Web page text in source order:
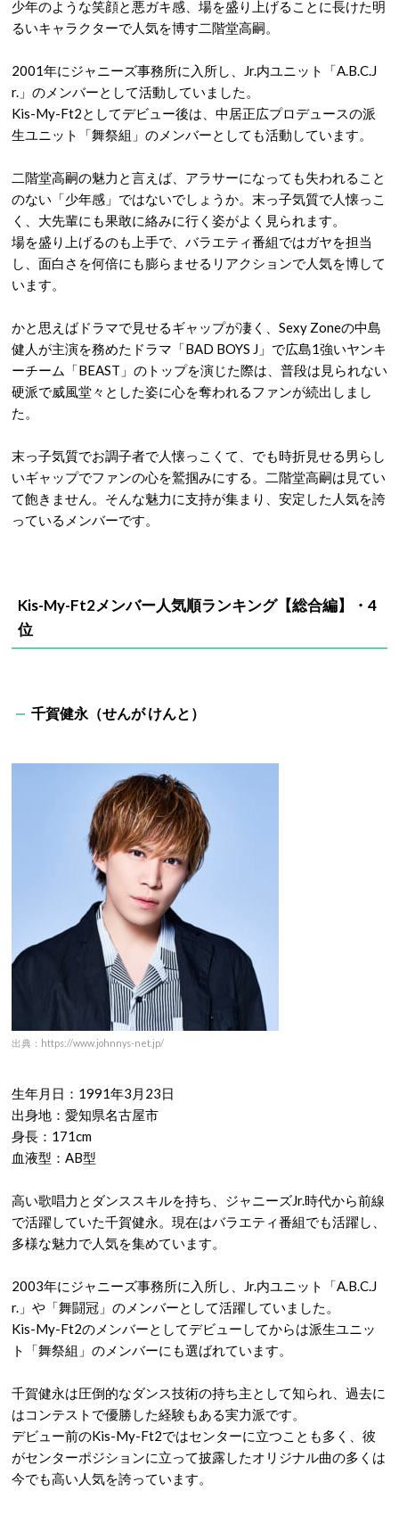
少年のような笑顔と悪ガキ感、場を盛り上げることに長けた明
るいキャラクターで人気を博す二階堂高嗣。
2001年にジャニーズ事務所に入所し、Jr.内ユニット「A.B.C.J
r.」のメンバーとして活動していました。
Kis-My-Ft2としてデビュー後は、中居正広プロデュースの派
生ユニット「舞祭組」のメンバーとしても活動しています。
二階堂高嗣の魅力と言えば、アラサーになっても失われること
のない「少年感」ではないでしょうか。末っ子気質で人懐っこ
く、大先輩にも果敢に絡みに行く姿がよく見られます。
場を盛り上げるのも上手で、バラエティ番組ではガヤを担当
し、面白さを何倍にも膨らませるリアクションで人気を博して
います。
かと思えばドラマで見せるギャップが凄く、Sexy Zoneの中島
健人が主演を務めたドラマ「BAD BOYS J」で広島1強いヤンキ
ーチーム「BEAST」のトップを演じた際は、普段は見られない
硬派で威風堂々とした姿に心を奪われるファンが続出しまし
た。
末っ子気質でお調子者で人懐っこくて、でも時折見せる男らし
いギャップでファンの心を鷲掴みにする。二階堂高嗣は見てい
て飽きません。そんな魅力に支持が集まり、安定した人気を誇
っているメンバーです。
Kis-My-Ft2メンバー人気順ランキング【総合編】・4
位
千賀健永（せんが けんと）
出典：https://www.johnnys-net.jp/
生年月日：1991年3月23日
出身地：愛知県名古屋市
身長：171cm
血液型：AB型
高い歌唱力とダンススキルを持ち、ジャニーズJr.時代から前線
で活躍していた千賀健永。現在はバラエティ番組でも活躍し、
多様な魅力で人気を集めています。
2003年にジャニーズ事務所に入所し、Jr.内ユニット「A.B.C.J
r.」や「舞闘冠」のメンバーとして活躍していました。
Kis-My-Ft2のメンバーとしてデビューしてからは派生ユニッ
ト「舞祭組」のメンバーにも選ばれています。
千賀健永は圧倒的なダンス技術の持ち主として知られ、過去に
はコンテストで優勝した経験もある実力派です。
デビュー前のKis-My-Ft2ではセンターに立つことも多く、彼
がセンターポジションに立って披露したオリジナル曲の多くは
今でも高い人気を誇っています。